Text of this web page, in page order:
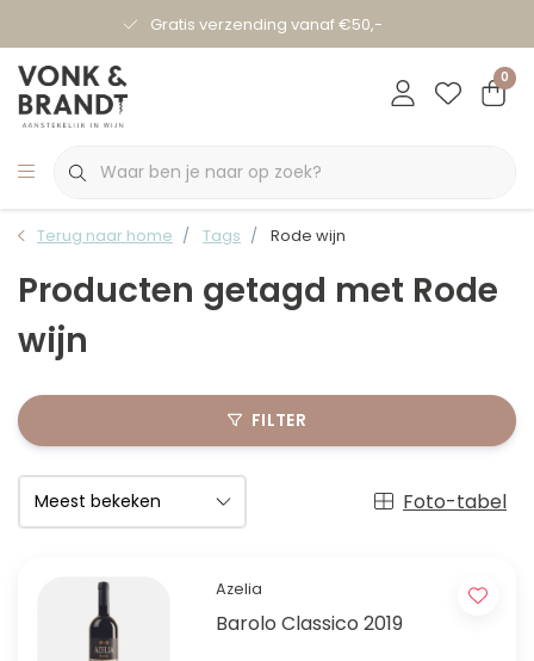
Gratis verzending vanaf €50,-
0
Terug naar home Tags Rode wijn
Producten getagd met Rode
wijn
FILTER
Foto-tabel
Azelia
Barolo Classico 2019